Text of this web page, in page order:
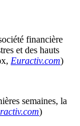
financière
et des hauts
Euractiv.com)
semaines, la
)